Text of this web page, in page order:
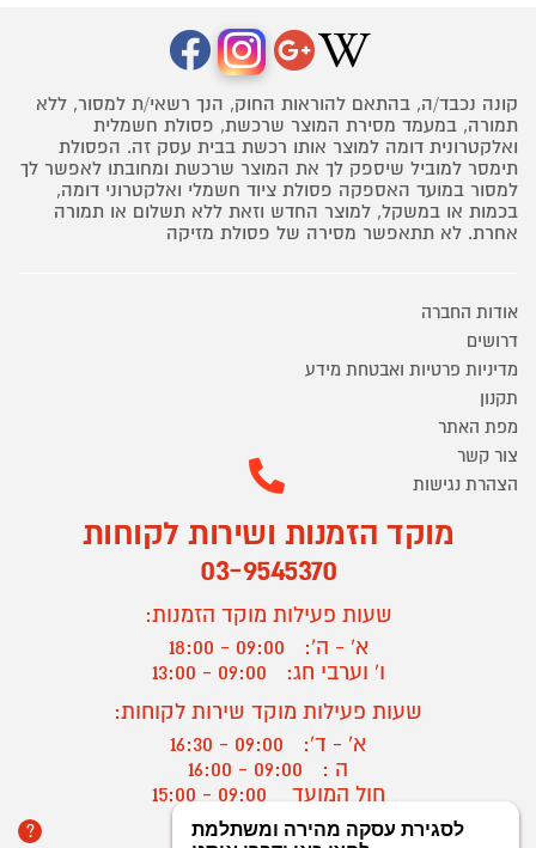
קונה נכבד/ה, בהתאם להוראות החוק, הנך רשאי/ת למסור, ללא
תמורה, במעמד מסירת המוצר שרכשת, פסולת חשמלית
ואלקטרונית דומה למוצר אותו רכשת בבית עסק זה. הפסולת
תימסר למוביל שיספק לך את המוצר שרכשת ומחובתו לאפשר לך
למסור במועד האספקה פסולת ציוד חשמלי ואלקטרוני דומה,
בכמות או במשקל, למוצר החדש וזאת ללא תשלום או תמורה
אחרת. לא תתאפשר מסירה של פסולת מזיקה
אודות החברה
דרושים
מדיניות פרטיות ואבטחת מידע
תקנון
מפת האתר
צור קשר
הצהרת נגישות
מוקד הזמנות ושירות לקוחות
03-9545370
שעות פעילות מוקד הזמנות:
א' - ה':
09:00 - 18:00
ו' וערבי חג:
09:00 - 13:00
שעות פעילות מוקד שירות לקוחות:
א' - ד':
09:00 - 16:30
ה :
09:00 - 16:00
חול המועד
? יצירת קשר/ביטול הזמנה